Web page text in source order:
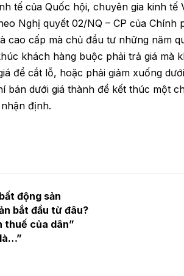
tế của Quốc hội, chuyên gia kinh tế
Nghị quyết 02/NQ – CP của Chính
cao cấp mà chủ đầu tư những năm
khách hàng buộc phải trả giá mà
để cắt lỗ, hoặc phải giảm xuống
dưới giá thành để kết thúc một
định.
động sản
bắt đầu từ đâu?
thuế của dân”